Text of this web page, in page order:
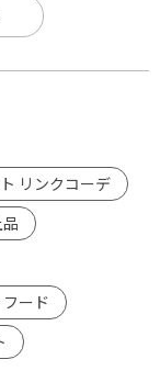
リンクコーデ
ード